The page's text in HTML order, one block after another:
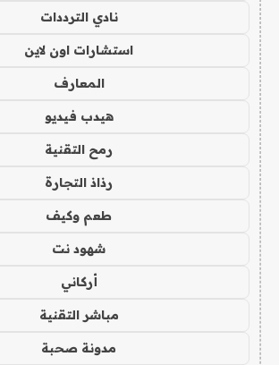
نادي الترددات
استشارات اون لاين
المعارف
هيدب فيديو
رمح التقنية
رذاذ التجارة
طعم وكيف
شهود نت
أركاني
مباشر التقنية
مدونة صحبة